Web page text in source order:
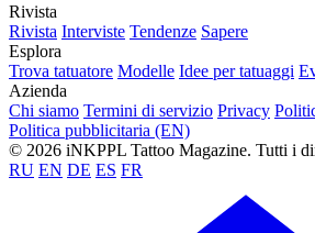
Rivista
Rivista Interviste Tendenze Sapere
Esplora
Trova tatuatore Modelle Idee per tatuaggi
Azienda
Chi siamo Termini di servizio Privacy
Politica pubblicitaria (EN)
© 2026 iNKPPL Tattoo Magazine. Tutti i
RU EN DE ES FR